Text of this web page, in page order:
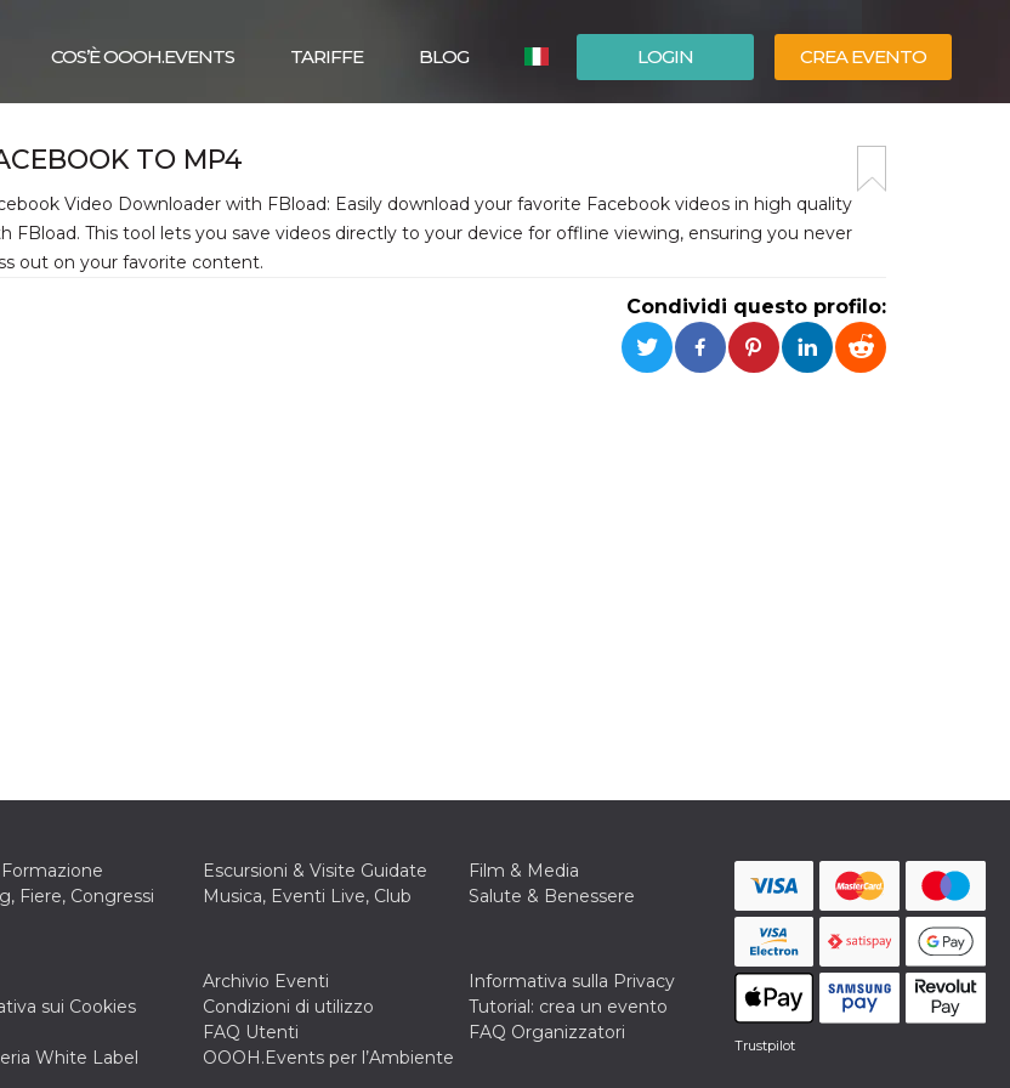
LOGIN CREA EVENTO
COS’È OOOH.EVENTS TARIFFE BLOG
TO MP4
Video Downloader with FBload: Easily download your favorite Facebook videos in high quality
FBload. This tool lets you save videos directly to your device for offline viewing, ensuring you never
out on your favorite content.
Condividi questo profilo:
Escursioni & Visite Guidate
Film & Media
Fiere, Congressi Musica, Eventi Live, Club
Salute & Benessere
Archivio Eventi
Informativa sulla Privacy
sui Cookies
Condizioni di utilizzo
Tutorial: crea un evento
FAQ Utenti
FAQ Organizzatori
White Label OOOH.Events per l’Ambiente
Trustpilot